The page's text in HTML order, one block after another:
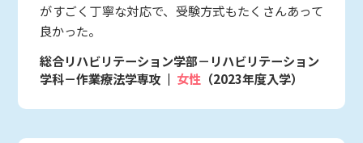
がすごく丁寧な対応で、受験方式もたくさんあって
良かった。
総合リハビリテーション学部－リハビリテーション
学科－作業療法学専攻
女性 （2023年度入学）